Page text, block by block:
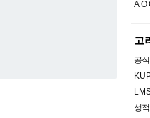
고
공
성